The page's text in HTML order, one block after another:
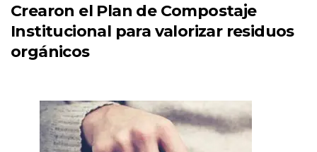
Crearon el Plan de Compostaje
Institucional para valorizar residuos
orgánicos